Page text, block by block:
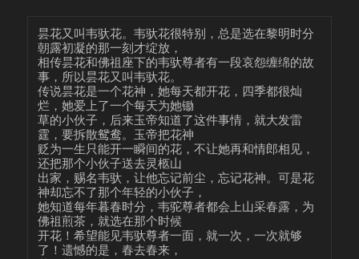
昙花又叫韦驮花。韦驮花很特别，总是选在黎明时分
朝露初凝的那一刻才绽放，
相传昙花和佛祖座下的韦驮尊者有一段哀怨缠绵的故
事，所以昙花又叫韦驮花。
传说昙花是一个花神，她每天都开花，四季都很灿
烂，她爱上了一个每天为她锄
草的小伙子，后来玉帝知道了这件事情，就大发雷
霆，要拆散鸳鸯。玉帝把花神
贬为一生只能开一瞬间的花，不让她再和情郎相见，
还把那个小伙子送去灵柩山
出家，赐名韦驮，让他忘记前尘，忘记花神。可是花
神却忘不了那个年轻的小伙子，
她知道每年暮春时分，韦驼尊者都会上山采春露，为
佛祖煎茶，就选在那个时候
开花！希望能见韦驮尊者一面，就一次，一次就够
了！遗憾的是，春去春来，